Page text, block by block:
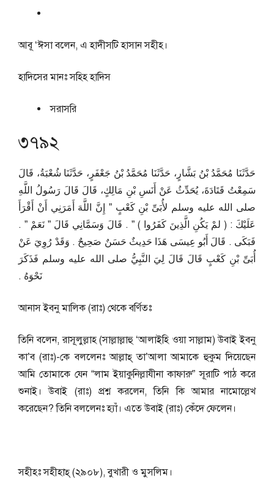
আবূ ‘ঈসা বলেন, এ হাদীসটি হাসান সহীহ।
হাদিসের মানঃসহিহ হাদিস
সরাসরি
৩৭৯২
حَدَّثَنَا مُحَمَّدُ بْنُ بَشَّارٍ، حَدَّثَنَا مُحَمَّدُ بْنُ جَعْفَرٍ، حَدَّثَنَا شُعْبَةُ، قَالَ
سَمِعْتُ قَتَادَةَ، يُحَدِّثُ عَنْ أَنَسِ بْنِ مَالِكٍ، قَالَ قَالَ رَسُولُ اللَّهِ
صلى الله عليه وسلم لأُبَىِّ بْنِ كَعْبٍ ‏”‏ إِنَّ اللَّهَ أَمَرَنِي أَنْ أَقْرَأَ
عَلَيْكَ ‏:‏ ‏(‏ لمْ يَكُنِ الَّذِينَ كَفَرُوا ‏)‏ ‏”‏ ‏.‏ قَالَ وَسَمَّانِي قَالَ ‏”‏ نَعَمْ ‏”‏ ‏.‏
فَبَكَى ‏.‏ قَالَ أَبُو عِيسَى هَذَا حَدِيثٌ حَسَنٌ صَحِيحٌ ‏.‏ وَقَدْ رُوِيَ عَنْ
أُبَىِّ بْنِ كَعْبٍ قَالَ قَالَ لِيَ النَّبِيُّ صلى الله عليه وسلم فَذَكَرَ
نَحْوَهُ ‏.‏
আনাস ইবনু মালিক (রাঃ) থেকে বর্ণিতঃ
তিনি বলেন, রাসূলুল্লাহ (সাল্লাল্লাহু ‘আলাইহি ওয়া সাল্লাম) উবাই ইবনু
কা’ব (রাঃ)-কে বললেনঃ আল্লাহ্‌ তা’আলা আমাকে হুকুম দিয়েছেন
আমি তোমাকে যেন “লাম ইয়াকুনিল্লাযীনা কাফারু” সূরাটি পাঠ করে
শুনাই। উবাই (রাঃ) প্রশ্ন করলেন, তিনি কি আমার নামোল্লেখ
করেছেন? তিনি বললেনঃ হ্যাঁ। এতে উবাই (রাঃ) কেঁদে ফেলেন।
সহীহঃ সহীহাহ্‌ (২৯০৮), বুখারী ও মুসলিম।